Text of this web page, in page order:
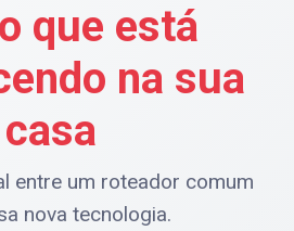
que está
na sua
casa
entre um roteador comum
nova tecnologia.